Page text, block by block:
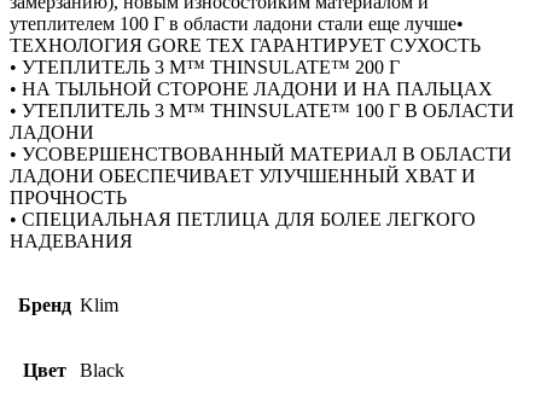
утеплителем 100 Г в области ладони стали еще лучше•
ТЕХНОЛОГИЯ GORE TEX ГАРАНТИРУЕТ СУХОСТЬ
• УТЕПЛИТЕЛЬ 3 M™ THINSULATE™ 200 Г
• НА ТЫЛЬНОЙ СТОРОНЕ ЛАДОНИ И НА ПАЛЬЦАХ
• УТЕПЛИТЕЛЬ 3 M™ THINSULATE™ 100 Г В ОБЛАСТИ
ЛАДОНИ
• УСОВЕРШЕНСТВОВАННЫЙ МАТЕРИАЛ В ОБЛАСТИ
ЛАДОНИ ОБЕСПЕЧИВАЕТ УЛУЧШЕННЫЙ ХВАТ И
ПРОЧНОСТЬ
• СПЕЦИАЛЬНАЯ ПЕТЛИЦА ДЛЯ БОЛЕЕ ЛЕГКОГО
НАДЕВАНИЯ
Бренд Klim
Цвет Black